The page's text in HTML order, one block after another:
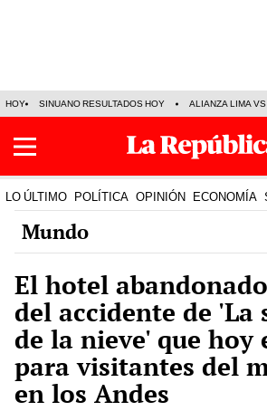
HOY SINUANO RESULTADOS HOY ALIANZA LIMA
LO ÚLTIMO POLÍTICA OPINIÓN ECONOMÍA
Mundo
El hotel
del accidente de 'La
de la nieve' que hoy
para visitantes del
en los Andes